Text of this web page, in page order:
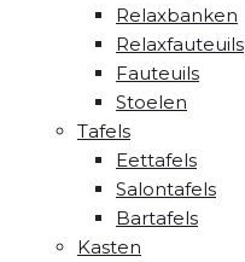
Relaxbanken
Relaxfauteuils
Fauteuils
Stoelen
Tafels
Eettafels
Salontafels
Bartafels
Kasten